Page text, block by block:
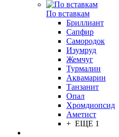
По вставкам
Бриллиант
Сапфир
Самородок
Изумруд
Жемчуг
Турмалин
Аквамарин
Танзанит
Опал
Хромдиопсид
Аметист
+ ЕЩЕ 1